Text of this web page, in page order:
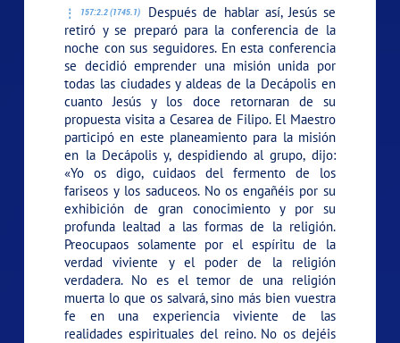
157:2.2 (1745.1)
Después de hablar así, Jesús se
retiró y se preparó para la conferencia de la
noche con sus seguidores. En esta conferencia
se decidió emprender una misión unida por
todas las ciudades y aldeas de la Decápolis en
cuanto Jesús y los doce retornaran de su
propuesta visita a Cesarea de Filipo. El Maestro
participó en este planeamiento para la misión
en la Decápolis y, despidiendo al grupo, dijo:
«Yo os digo, cuidaos del fermento de los
fariseos y los saduceos. No os engañéis por su
exhibición de gran conocimiento y por su
profunda lealtad a las formas de la religión.
Preocupaos solamente por el espíritu de la
verdad viviente y el poder de la religión
verdadera. No es el temor de una religión
muerta lo que os salvará, sino más bien vuestra
fe en una experiencia viviente de las
realidades espirituales del reino. No os dejéis